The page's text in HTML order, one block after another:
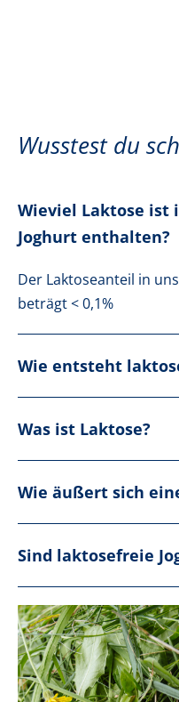
Wusstest du
Wieviel Laktose ist
Joghurt enthalten?
Der Laktoseanteil in
beträgt < 0,1%
Wie entsteht
Was ist Laktose?
Wie äußert sich
Sind laktosefreie